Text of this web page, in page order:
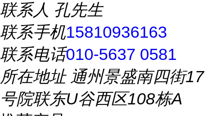
联系人 孔先生
联系手机15810936163
联系电话010-5637 0581
所在地址通州景盛南四街17
号院联东U谷西区108栋A